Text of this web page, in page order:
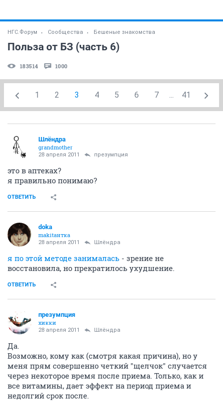
НГС.Форум Сообщества Бешеные знакомства
Польза от БЗ (часть 6)
183514 1000
1 2 3 4 5 6 7 ... 41
Шлёндра
grandmother
28 апреля 2011 презумпция
это в аптеках?
я правильно понимаю?
ОТВЕТИТЬ
doka
makitaнтка
28 апреля 2011 Шлёндра
я по этой методе занималась - зрение не
восстановила, но прекратилось ухудшение.
ОТВЕТИТЬ
презумпция
хикки
28 апреля 2011 Шлёндра
Да.
Возможно, кому как (смотря какая причина), но у
меня прям совершенно четкий "щелчок" случается
через некоторое время после приема. Только, как и
все витамины, дает эффект на период приема и
недолгий срок после.